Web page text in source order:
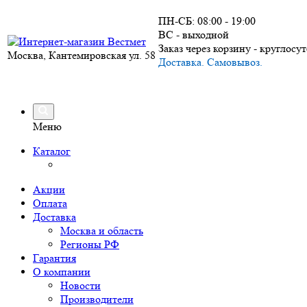
Москва, Кантемировская ул. 58
ПН-СБ: 08:00 - 19:00
ВС - выходной
Заказ через корзину -
Доставка. Самовывоз.
Меню
Каталог
Акции
Оплата
Доставка
Москва и область
Регионы РФ
Гарантия
О компании
Новости
Производители